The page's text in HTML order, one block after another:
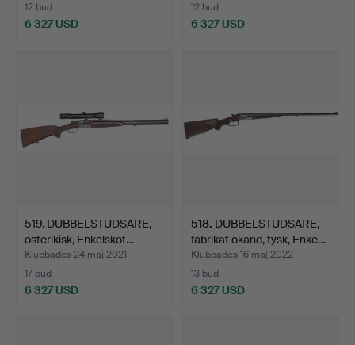
12 bud
6 327 USD
12 bud
6 327 USD
519. DUBBELSTUDSARE,
österikisk, Enkelskot…
Klubbades 24 maj 2021
17 bud
6 327 USD
518. DUBBELSTUDSARE,
fabrikat okänd, tysk, Enke…
Klubbades 16 maj 2022
13 bud
6 327 USD